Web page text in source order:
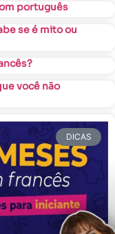
português
se é mito ou
você não
DICAS